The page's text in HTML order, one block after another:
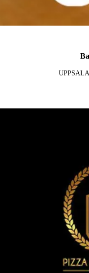
UPPSALA